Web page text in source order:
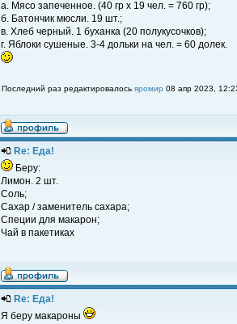
а. Мясо запеченное. (40 гр x 19 чел. = 760 гр);
б. Батончик мюсли. 19 шт.;
в. Хлеб черный. 1 буханка (20 полукусочков);
г. Яблоки сушеные. 3-4 дольки на чел. = 60 долек.
Последний раз редактировалось яромир 08 апр 2023,
Re: Еда!
Беру:
Лимон. 2 шт.
Соль;
Сахар / заменитель сахара;
Специи для макарон;
Чай в пакетиках
Re: Еда!
Я беру макароны